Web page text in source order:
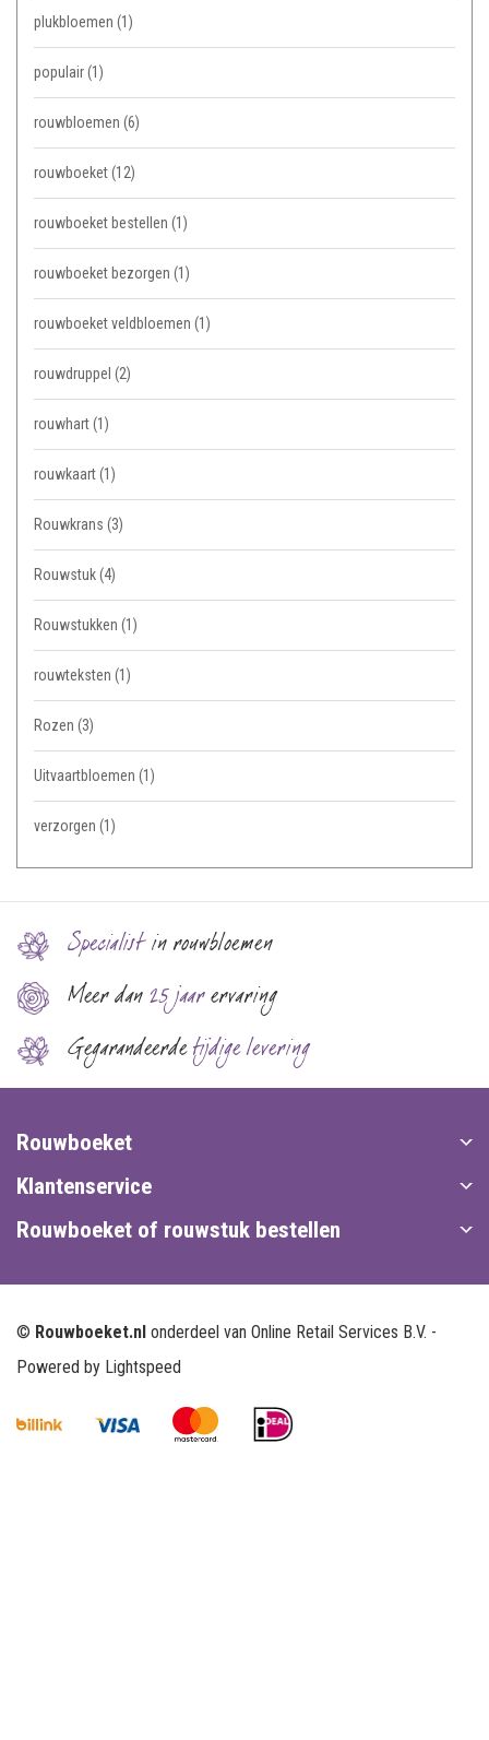
plukbloemen (1)
populair(1)
rouwbloemen (6)
rouwboeket(12)
rouwboeket bestellen (1)
rouwboeket bezorgen (1)
rouwboeket veldbloemen (1)
rouwdruppel (2)
rouwhart(1)
rouwkaart(1)
Rouwkrans (3)
Rouwstuk(4)
Rouwstukken (1)
rouwteksten (1)
Rozen (3)
Uitvaartbloemen (1)
verzorgen (1)
Specialistin rouwbloemen
Meer dan25 jaarervaring
Gegarandeerdetijdige levering
Rouwboeket
Klantenservice
Rouwboeket of rouwstuk bestellen
© Rouwboeket.nl onderdeel van Online Retail Services B.V. -
Powered by Lightspeed